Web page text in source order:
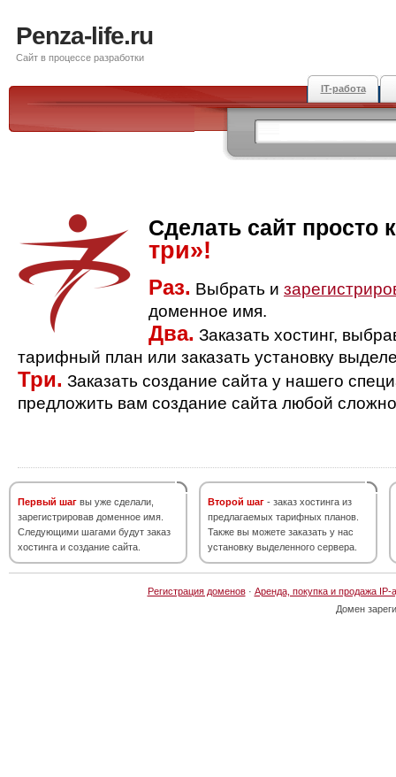
Penza-life.ru
Сайт в процессе разработки
IT-работа
Сделать сайт просто
три»!
Раз. Выбрать и
доменное имя.
Два. Заказать хостинг,
тарифный план или заказать установку
Три. Заказать создание сайта у нашего
предложить вам создание сайта любой
Первый шаг вы уже сделали,
зарегистрировав доменное имя.
Следующими шагами будут заказ
хостинга и создание сайта.
Второй шаг - заказ хостинга из
предлагаемых тарифных планов.
Также вы можете заказать у нас
установку выделенного сервера.
Регистрация доменов· Аренда, покупка и продажа IP-
Домен